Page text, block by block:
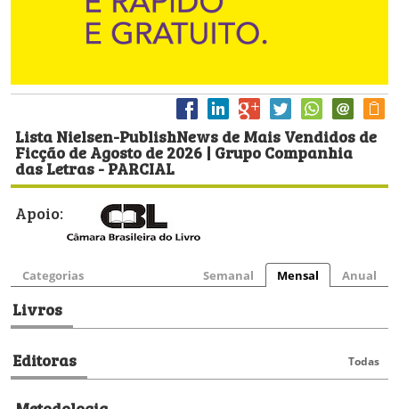
Lista Nielsen-PublishNews de Mais Vendidos de
Ficção de Agosto de 2026 | Grupo Companhia
das Letras - PARCIAL
Apoio:
Categorias Semanal Mensal Anual
Livros
Editoras Todas